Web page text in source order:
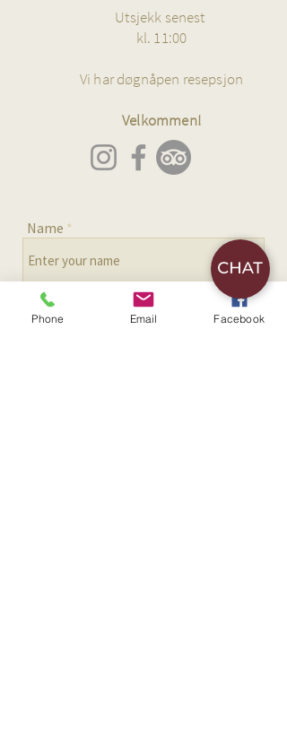
Utsjekk senest
kl. 11:00
Vi har døgnåpen resepsjon
Velkommen!
Name
Email
Phone Email Facebook